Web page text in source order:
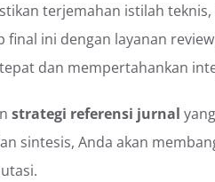
terjemahan istilah
ini dengan layanan
dan mempertahankan
strategi referensi jurnal
sintesis, Anda akan